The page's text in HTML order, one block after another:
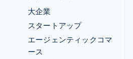
大企業
スタートアップ
エージェンティックコマ
ース